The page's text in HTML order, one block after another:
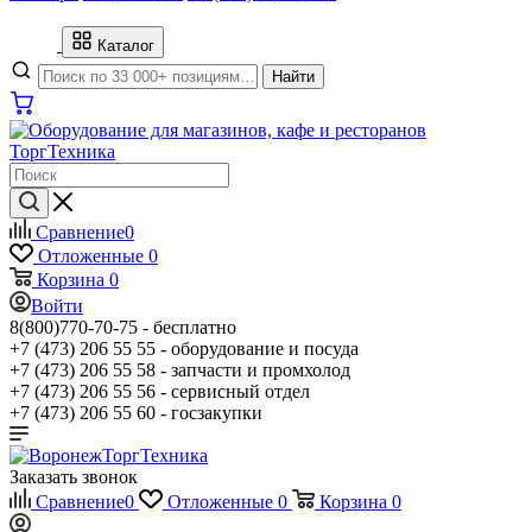
Каталог
Найти
Сравнение0
Отложенные 0
Корзина 0
Войти
8(800)770-70-75 - бесплатно
+7 (473) 206 55 55 - оборудование и посуда
+7 (473) 206 55 58 - запчасти и промхолод
+7 (473) 206 55 56 - сервисный отдел
+7 (473) 206 55 60 - госзакупки
Заказать звонок
Сравнение0 Отложенные 0 Корзина 0